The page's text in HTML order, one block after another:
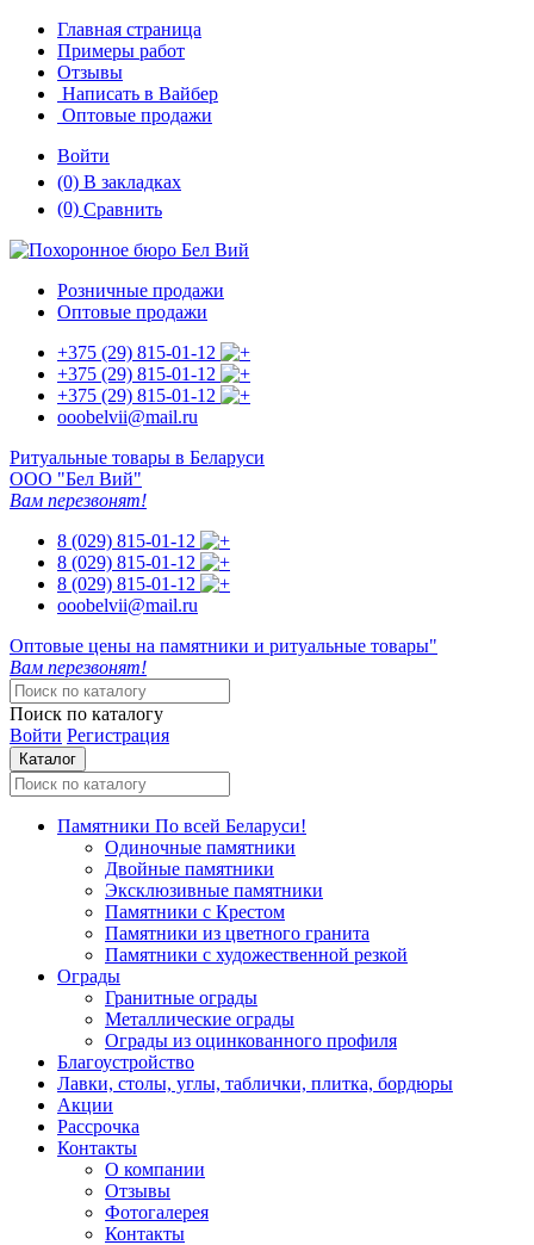
Главная страница
Примеры работ
Отзывы
Написать в Вайбер
Оптовые продажи
Войти
(0) В закладках
(0) Сравнить
Розничные продажи
Оптовые продажи
+375 (29) 815-01-12
+375 (29) 815-01-12
+375 (29) 815-01-12
ooobelvii@mail.ru
Ритуальные товары в Беларуси
ООО "Бел Вий"
Вам перезвонят!
8 (029) 815-01-12
8 (029) 815-01-12
8 (029) 815-01-12
ooobelvii@mail.ru
Оптовые цены на памятники и ритуальные товары"
Вам перезвонят!
Поиск по каталогу
Войти Регистрация
Каталог
Памятники По всей Беларуси!
Одиночные памятники
Двойные памятники
Эксклюзивные памятники
Памятники с Крестом
Памятники из цветного гранита
Памятники с художественной резкой
Ограды
Гранитные ограды
Металлические ограды
Ограды из оцинкованного профиля
Благоустройство
Лавки, столы, углы, таблички, плитка, бордюры
Акции
Рассрочка
Контакты
О компании
Отзывы
Фотогалерея
Контакты